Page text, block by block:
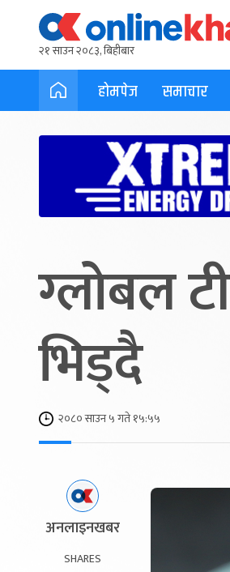
२१ साउन २०८३, बिहीबार
होमपेज समाचार
ग्लोबल
भिड्दै
२०८० साउन ५ गते १५:५५
अनलाइनखबर
SHARES